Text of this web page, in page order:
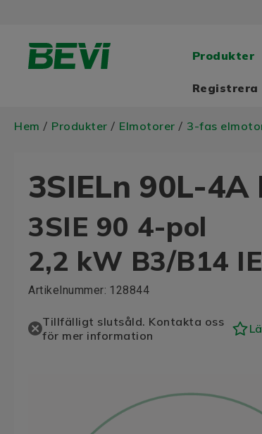
Produkter
Registrera
Hem / Produkter / Elmotorer / 3-fas
3SIELn 90L-
3SIE 90 4-pol
2,2 kW B3/B14
Artikelnummer: 128844
Tillfälligt slutsåld. Kontakta oss
för mer information